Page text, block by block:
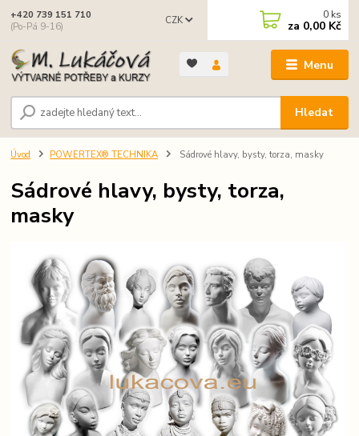
Menu
CZK
Hledat
+420 739 151 710
(Po-Pá 9-16)
0 ks
za 0,00 Kč
Úvod POWERTEX® TECHNIKA Sádrové hlavy, bysty, torza, masky
Sádrové hlavy, bysty, torza,
masky